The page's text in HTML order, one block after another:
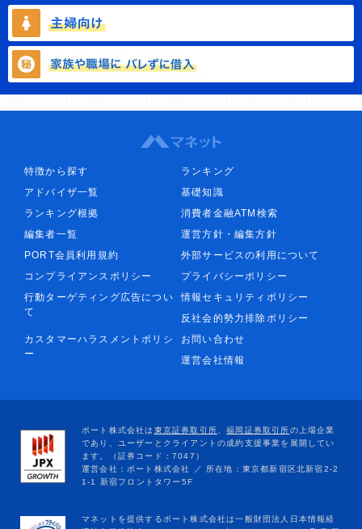
特徴から探す
ランキング
アドバイザ一覧
基礎知識
ランキング根拠
消費者金融ATM検索
編集者一覧
運営方針・編集方針
PORT会員利用規約
外部サービスの利用について
コンプライアンスポリシー
プライバシーポリシー
行動ターゲティング広告につい
て
情報セキュリティポリシー
反社会的勢力排除ポリシー
カスタマーハラスメントポリシ
ー
お問い合わせ
運営会社情報